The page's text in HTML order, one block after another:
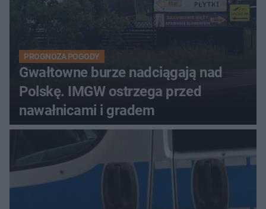
PROGNOZA POGODY
Gwałtowne burze nadciągają nad
Polskę. IMGW ostrzega przed
nawałnicami i gradem